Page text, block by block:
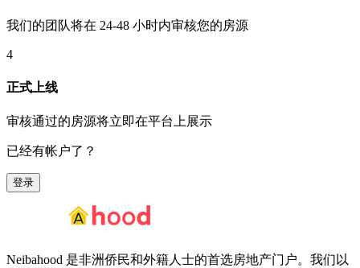
我们的团队将在 24-48 小时内审核您的房源
4
正式上线
审核通过的房源将立即在平台上展示
已经有帐户了？
登录
Neibahood 是非洲侨民和外籍人士的首选房地产门户。我们以